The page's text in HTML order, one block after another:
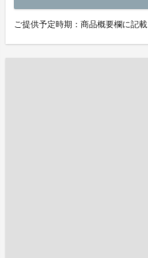
ご提供予定時期：商品概要欄に記載